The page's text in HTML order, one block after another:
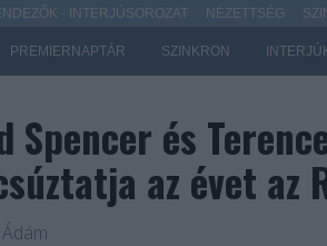
PREMIERNAPTÁR SZINKRON
- INTERJÚSOROZAT NÉZETTSÉG
Spencer és
az évet az